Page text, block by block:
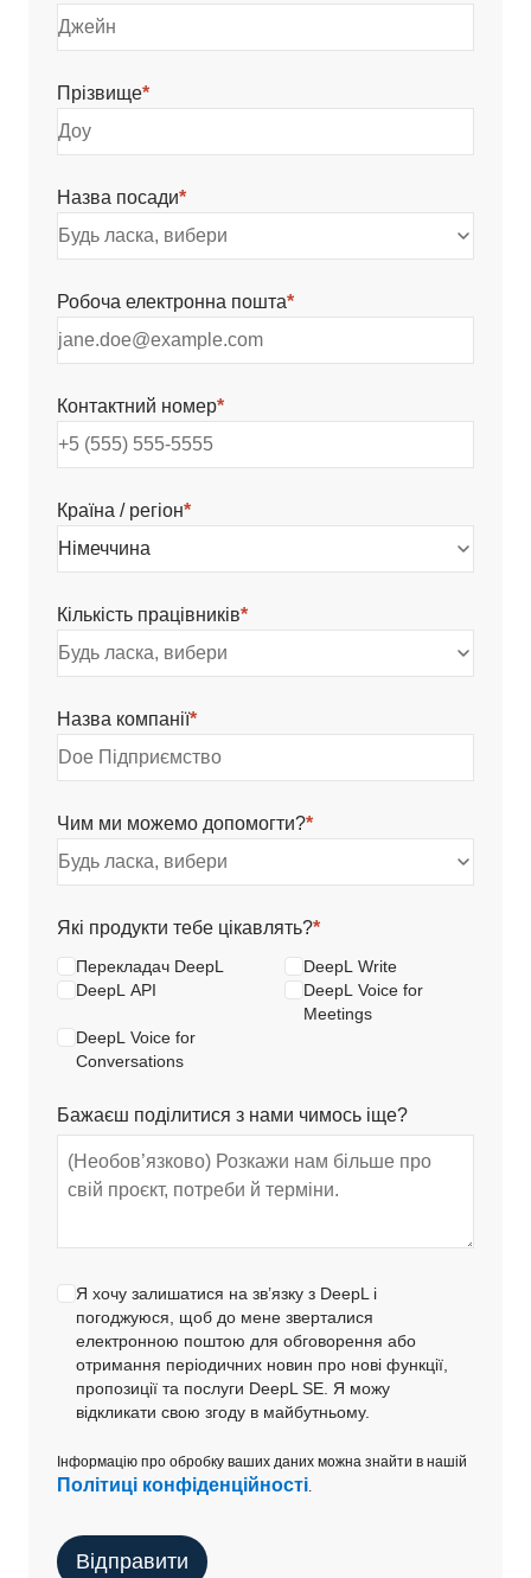
Прізвище*
Назва посади*
Будь ласка, вибери
Робоча електронна пошта*
Контактний номер*
Країна / регіон*
Німеччина
Кількість працівників*
Будь ласка, вибери
Назва компанії*
Чим ми можемо допомогти?*
Будь ласка, вибери
Які продукти тебе цікавлять?*
Перекладач DeepL
DeepL Write
DeepL API
DeepL Voice for
Meetings
DeepL Voice for
Conversations
Бажаєш поділитися з нами чимось іще?
Я хочу залишатися на зв’язку з DeepL і
погоджуюся, щоб до мене зверталися
електронною поштою для обговорення або
отримання періодичних новин про нові функції,
пропозиції та послуги DeepL SE. Я можу
відкликати свою згоду в майбутньому.
Інформацію про обробку ваших даних можна знайти в нашій
Політиці конфіденційності.
Відправити